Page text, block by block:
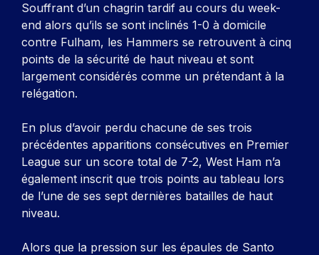
Souffrant d’un chagrin tardif au cours du week-
end alors qu’ils se sont inclinés 1-0 à domicile
contre Fulham, les Hammers se retrouvent à cinq
points de la sécurité de haut niveau et sont
largement considérés comme un prétendant à la
relégation.
En plus d’avoir perdu chacune de ses trois
précédentes apparitions consécutives en Premier
League sur un score total de 7-2, West Ham n’a
également inscrit que trois points au tableau lors
de l’une de ses sept dernières batailles de haut
niveau.
Alors que la pression sur les épaules de Santo